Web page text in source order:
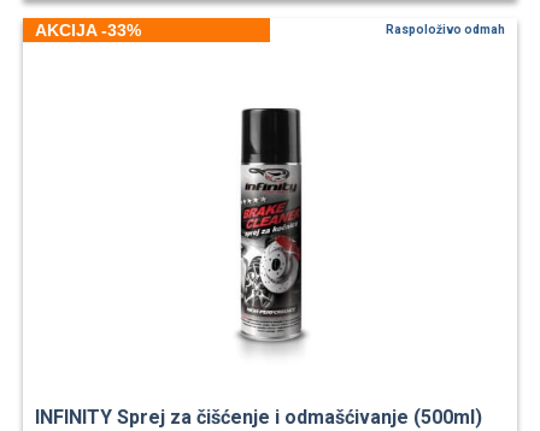
AKCIJA -33% Raspoloživo odmah
INFINITY Sprej za čišćenje i odmašćivanje (500ml)